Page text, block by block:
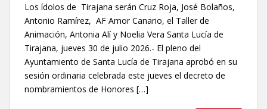
Los ídolos de Tirajana serán Cruz Roja, José Bolaños,
Antonio Ramírez, AF Amor Canario, el Taller de
Animación, Antonia Alí y Noelia Vera Santa Lucía de
Tirajana, jueves 30 de julio 2026.- El pleno del
Ayuntamiento de Santa Lucía de Tirajana aprobó en su
sesión ordinaria celebrada este jueves el decreto de
nombramientos de Honores […]